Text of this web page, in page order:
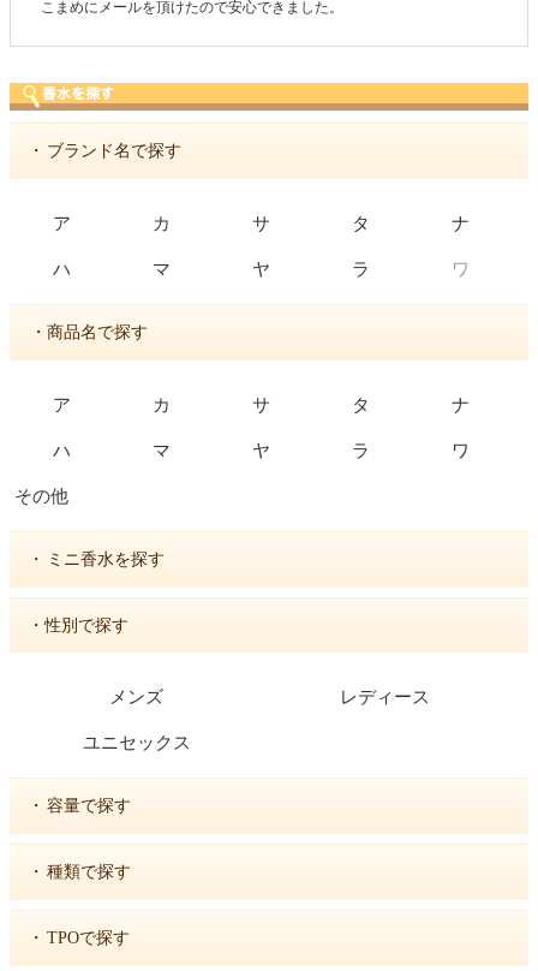
商品が早く届いたのでよかったです。また利用させても
・ ブランド名で探す
ア カ サ タ ナ
ハ マ ヤ ラ ワ
・商品名で探す
ア カ サ タ ナ
ハ マ ヤ ラ ワ
その他
・ ミニ香水を探す
・性別で探す
メンズ レディース
ユニセックス
・ 容量で探す
・ 種類で探す
・ TPOで探す